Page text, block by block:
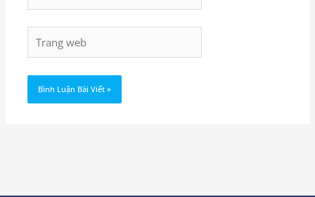
Trang
web